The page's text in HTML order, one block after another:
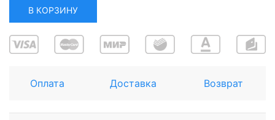
В КОРЗИНУ
Оплата Доставка Возврат